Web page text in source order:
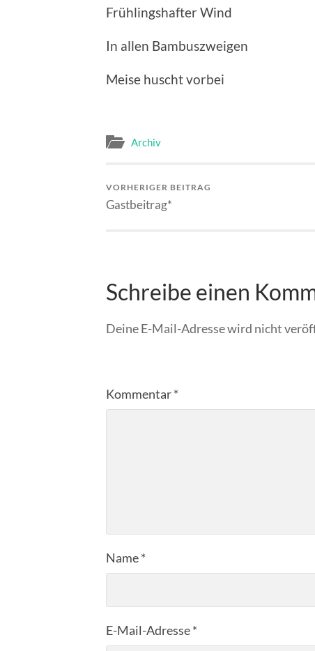
Frühlingshafter Wind
In allen Bambuszweigen
Meise huscht vorbei
Archiv
VORHERIGER BEITRAG
Gastbeitrag*
Schreibe einen
Deine E-Mail-Adresse wird nicht
Kommentar*
Name*
E-Mail-Adresse*